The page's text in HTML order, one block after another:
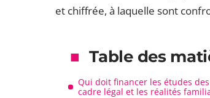
et chiffrée, à laquelle sont
Table des
Qui doit financer les études
cadre légal et les réalités